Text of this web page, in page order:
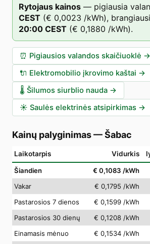
Rytojaus kainos — pigiausia
CEST (€ 0,0023 /kWh),
20:00 CEST (€ 0,1880 /kWh).
⏰ Pigiausios valandos skaičiuoklė →
🔌 Elektromobilio įkrovimo kaštai →
🌡️ Šilumos siurblio nauda →
☀️ Saulės elektrinės atsipirkimas →
Kainų palyginimas—Šabac
Laikotarpis Vidurkis
Šiandien € 0,1083 /kWh
Vakar
€ 0,1795 /kWh
Pastarosios 7 dienos
€ 0,1599 /kWh
Pastarosios 30 dienų
€ 0,1208 /kWh
Einamasis mėnuo
€ 0,1534 /kWh